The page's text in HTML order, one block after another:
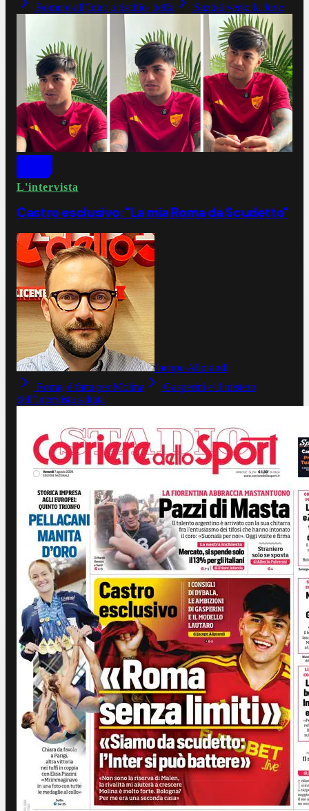
Romero all’Inter a rischio beffa
Suzuki verso la Juve
L'intervista
Castro esclusivo: "La mia Roma da Scudetto"
Jacopo Aliprandi
Roma, è fatta per Molina
Gasperini e il mistero
dell’intervista saltata